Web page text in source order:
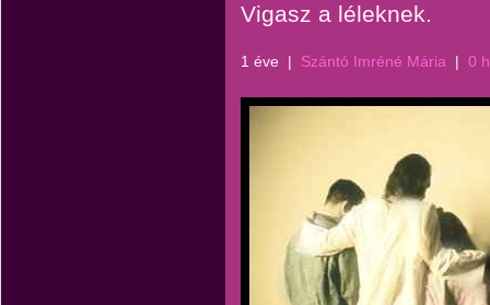
Vigasz a léleknek.
1 éve | Szántó Imréné Mária | 0